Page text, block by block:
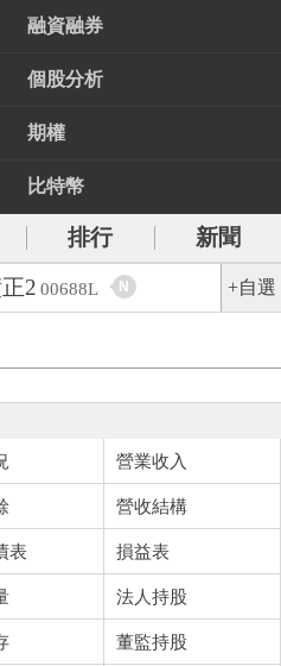
融資融券
個股分析
期權
比特幣
排行
新聞
2 00688L N +自選
營業收入
營收結構
表 損益表
法人持股
董監持股